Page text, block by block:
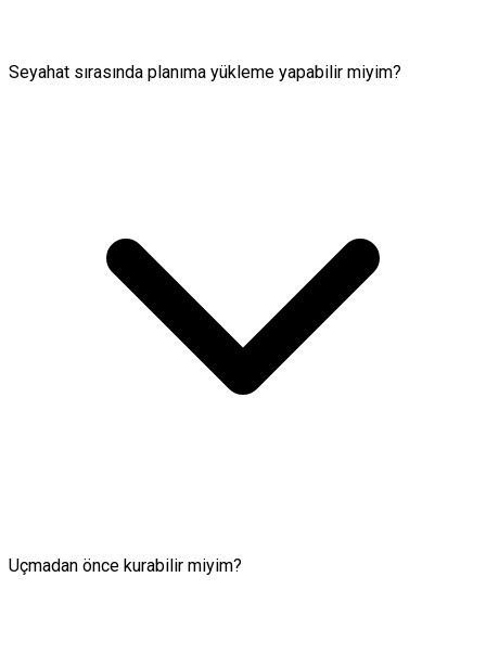
Seyahat sırasında planıma yükleme yapabilir miyim?
Uçmadan önce kurabilir miyim?